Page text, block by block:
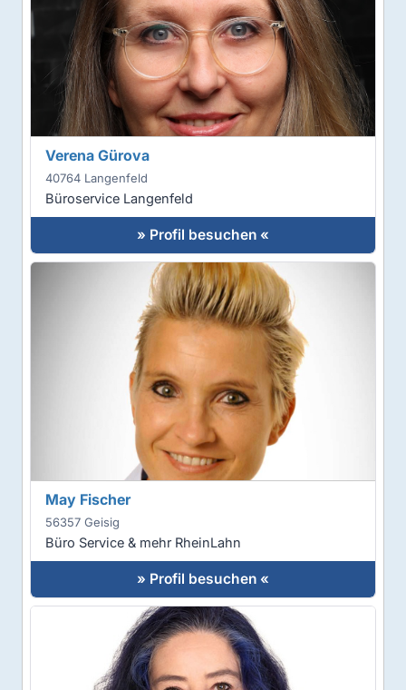
Verena Gürova
40764 Langenfeld
Büroservice Langenfeld
» Profil besuchen «
May Fischer
56357 Geisig
Büro Service & mehr RheinLahn
» Profil besuchen «